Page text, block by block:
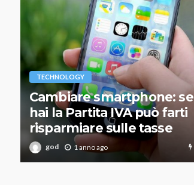
TECHNOLOGY
Cambiare smartphone: se
hai la Partita IVA può farti
risparmiare sulle tasse
god 1 anno ago